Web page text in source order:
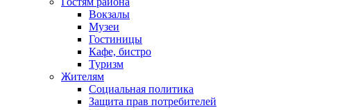
Вокзалы
Музеи
Гостиницы
Кафе, бистро
Туризм
Жителям
Социальная политика
Защита прав потребителей